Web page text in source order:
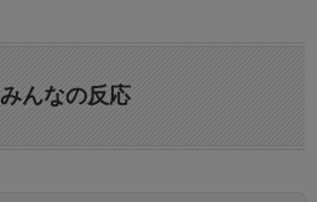
みんなの反応